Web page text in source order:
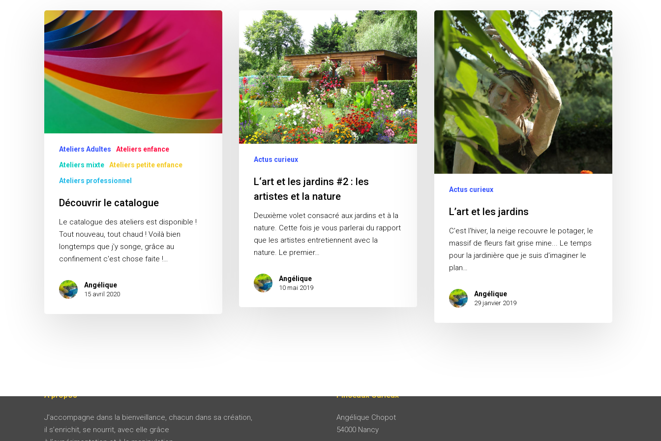
Découvrir
le
catalogue
Ateliers Adultes
Ateliers enfance
Ateliers mixte
Ateliers petite enfance
Ateliers professionnel
Découvrir le catalogue
Le catalogue des ateliers est disponible !
Tout nouveau, tout chaud ! Voilà bien
longtemps que j'y songe, grâce au
confinement c'est chose faite !…
Angélique
15 avril 2020
les
jardins
#2
:
les
artistes
et
la
nature
Actus curieux
L‘art et les jardins #2 : les
artistes et la nature
Deuxième volet consacré aux jardins et à la
nature. Cette fois je vous parlerai du rapport
que les artistes entretiennent avec la
nature. Le premier…
Angélique
10 mai 2019
L’art
et
les
jardins
Actus curieux
L’art et les jardins
C'est l'hiver, la neige recouvre le potager, le
massif de fleurs fait grise mine... Le temps
pour la jardinière que je suis d'imaginer le
plan…
Angélique
29 janvier 2019
A propos
J’accompagne dans la bienveillance, chacun dans sa création,
il s’enrichit, se nourrit, avec elle grâce
Pinceaux Curieux
Angélique Chopot
54000 Nancy